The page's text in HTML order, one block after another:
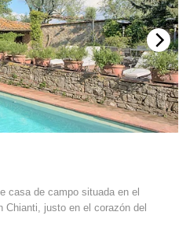
casa de campo situada en el
Chianti, justo en el corazón del